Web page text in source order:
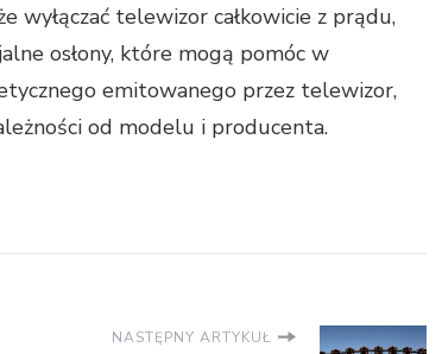
wyłączać telewizor całkowicie z prądu,
osłony, które mogą pomóc w
emitowanego przez telewizor,
od modelu i producenta.
NASTĘPNY ARTYKUŁ